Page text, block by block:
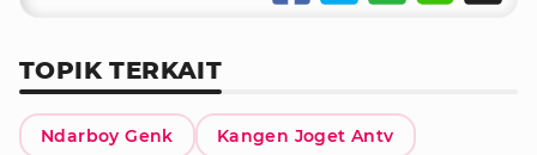
TOPIK TERKAIT
Ndarboy Genk Kangen Joget Antv